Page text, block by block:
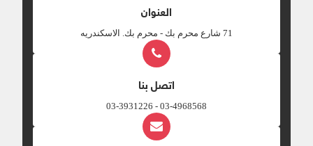
العنوان
‎71 شارع محرم بك - محرم بك. الاسكندريه
اتصل بنا
03-4968568 - 03-3931226